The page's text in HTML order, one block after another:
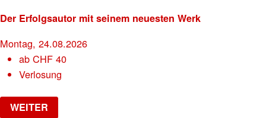
Der Erfolgsautor mit seinem neuesten Werk
Montag, 24.08.2026
abCHF 40
Verlosung
WEITER